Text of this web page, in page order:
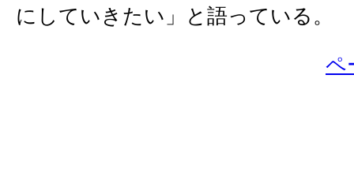
にしていきたい」と語っている。
ペ